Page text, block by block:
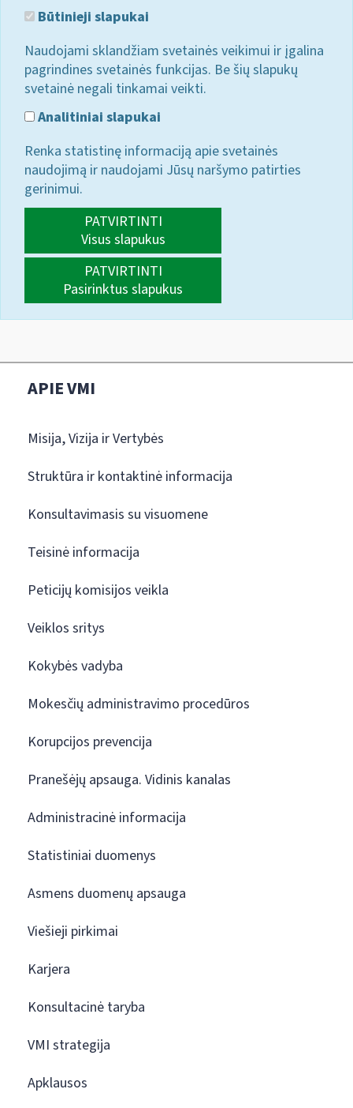
Būtinieji slapukai
Naudojami sklandžiam svetainės veikimui ir įgalina
pagrindines svetainės funkcijas. Be šių slapukų
svetainė negali tinkamai veikti.
Analitiniai slapukai
Renka statistinę informaciją apie svetainės
naudojimą ir naudojami Jūsų naršymo patirties
gerinimui.
PATVIRTINTI
Visus slapukus
PATVIRTINTI
Pasirinktus slapukus
APIE VMI
Misija, Vizija ir Vertybės
Struktūra ir kontaktinė informacija
Konsultavimasis su visuomene
Teisinė informacija
Peticijų komisijos veikla
Veiklos sritys
Kokybės vadyba
Mokesčių administravimo procedūros
Korupcijos prevencija
Pranešėjų apsauga. Vidinis kanalas
Administracinė informacija
Statistiniai duomenys
Asmens duomenų apsauga
Viešieji pirkimai
Karjera
Konsultacinė taryba
VMI strategija
Apklausos